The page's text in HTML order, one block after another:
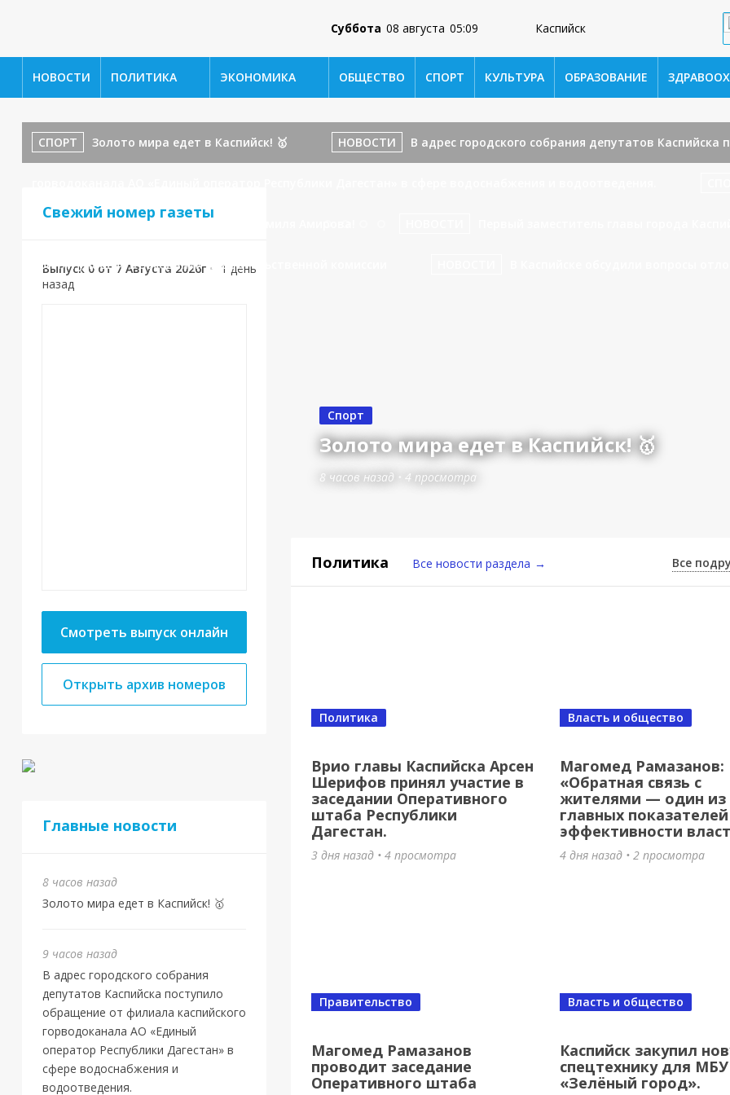
Суббота 08 августа 05:09 Каспийск
НОВОСТИ ПОЛИТИКА ЭКОНОМИКА ОБЩЕСТВО СПОРТ КУЛЬТУРА ОБРАЗОВАНИЕ
СПОРТ Золото мира едет в Каспийск! 🥇 НОВОСТИ В адрес городского собрания депутатов
бойца ММА и наставника: История Шамиля Амирова!
принял участие в заседании Правительственной комиссии
Свежий номер газеты
Выпуск 0 от 7 Августа 2026г • 1 день
назад
Смотреть выпуск онлайн
Открыть архив номеров
Главные новости
8 часов назад
Золото мира едет в Каспийск! 🥇
9 часов назад
В адрес городского собрания
депутатов Каспийска поступило
обращение от филиала каспийского
горводоканала АО «Единый
оператор Республики Дагестан» в
сфере водоснабжения и
водоотведения.
Спорт
Золото мира едет в Каспийск! 🥇
8 часов назад 4 просмотра
От восьмилетнего борца до чемпиона
Шамиля Амирова!
9 часов назад •4 просмотра
Магомед Рамазанов вручил ключи от
новой квартиры ветерану Великой
Политика Все новости раздела → Все
Врио главы Каспийска Арсен
Шерифов принял участие в
заседании Оперативного
штаба Республики
Дагестан.
Политика
3 дня назад • 4 просмотра
Магомед Рамазанов:
«Обратная связь с
жителями — один из
главных показателей
эффективности
Власть и общество
4 дня назад • 2 просмотра
Магомед Рамазанов
проводит заседание
Оперативного штаба
Правительство
Каспийск закупил
спецтехнику для МБУ
«Зелёный город».
Власть и общество